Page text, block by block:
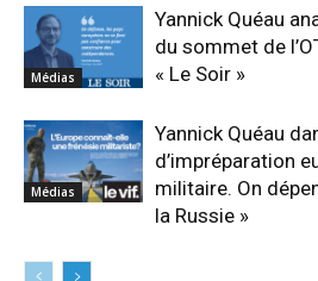
Médias
Yannick Quéau
du sommet de
« Le Soir »
Médias
Yannick Quéau
d’impréparation
militaire. On
la Russie »